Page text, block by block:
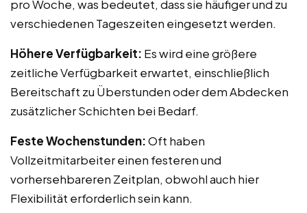
pro Woche, was bedeutet, dass sie häufiger und zu
verschiedenen Tageszeiten eingesetzt werden.
Höhere Verfügbarkeit: Es wird eine größere
zeitliche Verfügbarkeit erwartet, einschließlich
Bereitschaft zu Überstunden oder dem Abdecken
zusätzlicher Schichten bei Bedarf.
Feste Wochenstunden:Oft haben
Vollzeitmitarbeiter einen festeren und
vorhersehbareren Zeitplan, obwohl auch hier
Flexibilität erforderlich sein kann.